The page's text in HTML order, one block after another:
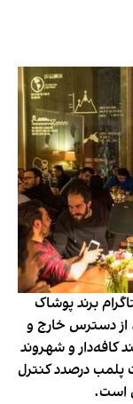
برند پوشاک
از دسترس خارج و
کافه‌‌دار و شهروند
پلمب درصدد کنترل
است.